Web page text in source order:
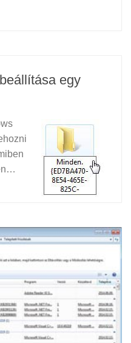
egy